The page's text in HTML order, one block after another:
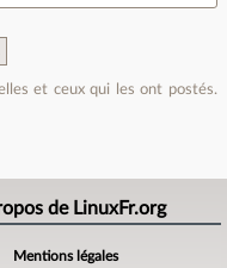
et ceux qui les ont postés.
de LinuxFr.org
Mentions légales